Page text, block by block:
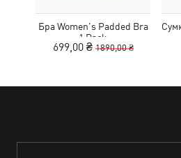
Бра Women's Padded Bra
1 Pack
699,00 ₴ 1890,00 ₴